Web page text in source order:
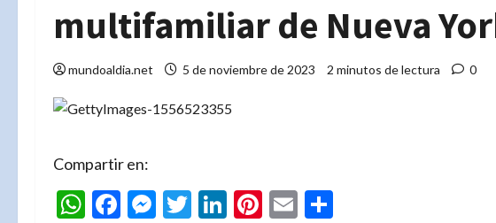
multifamiliar de Nueva
mundoaldia.net 5 de noviembre de 2023 2 minutos de lectura 0
Compartir en:
WhatsApp
Facebook
Messenger
Twitter
LinkedIn
Pinterest
Email